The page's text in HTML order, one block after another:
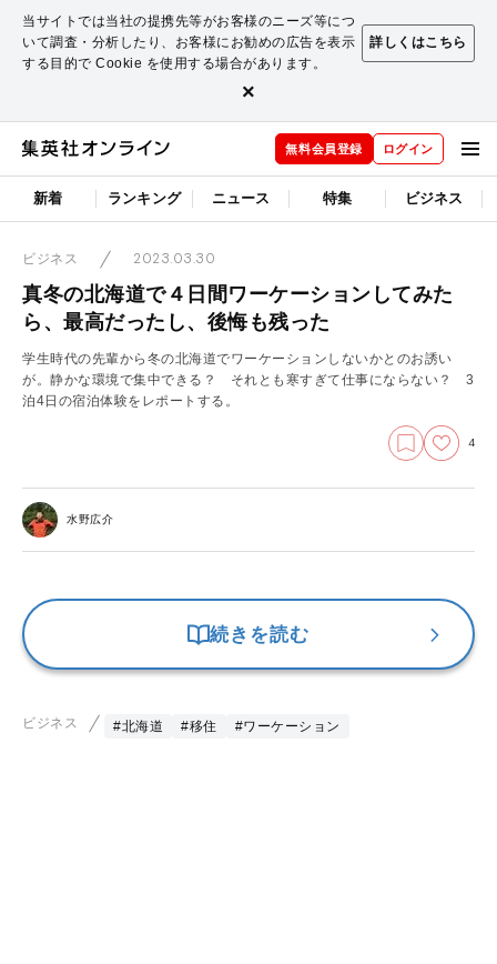
当サイトでは当社の提携先等がお客様のニーズ等につ
いて調査・分析したり、お客様にお勧めの広告を表示
する目的で Cookie を使用する場合があります。
詳しくはこちら
×
無料会員登録 ログイン
新着 ランキング ニュース 特集 ビジネス
ビジネス 2023.03.30
真冬の北海道で４日間ワーケーションしてみた
ら、最高だったし、後悔も残った
学生時代の先輩から冬の北海道でワーケーションしないかとのお誘い
が。静かな環境で集中できる？ それとも寒すぎて仕事にならない？ 3
泊4日の宿泊体験をレポートする。
4
水野広介
続きを読む
ビジネス #北海道 #移住 #ワーケーション